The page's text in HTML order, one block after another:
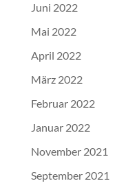
Juni 2022
Mai 2022
April 2022
März 2022
Februar 2022
Januar 2022
November 2021
September 2021